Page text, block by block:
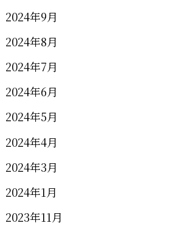
2024年9月
2024年8月
2024年7月
2024年6月
2024年5月
2024年4月
2024年3月
2024年1月
2023年11月